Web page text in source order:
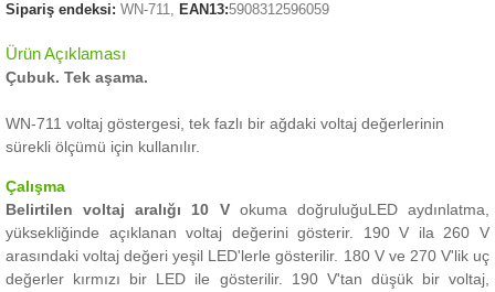
Sipariş endeksi: WN-711, EAN13:5908312596059
Ürün Açıklaması
Çubuk. Tek aşama.
WN-711 voltaj göstergesi, tek fazlı bir ağdaki voltaj değerlerinin
sürekli ölçümü için kullanılır.
Çalışma
Belirtilen voltaj aralığı 10 Vokuma doğruluğuLED aydınlatma,
yüksekliğinde açıklanan voltaj değerini gösterir. 190 V ila 260 V
arasındaki voltaj değeri yeşil LED'lerle gösterilir. 180 V ve 270 V'lik uç
değerler kırmızı bir LED ile gösterilir. 190 V'tan düşük bir voltaj,